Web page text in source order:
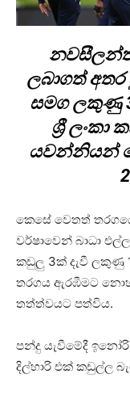
ලබාගත්
සමග ලකුණු
ශ්‍රී
යවන්නියන්
කෙසේ වෙතත්
වර්ෂාවෙන් බාධා
කඩුලු 3ක් දැවී ලකුණු
තරගය ඇරඹීමට
තත්ත්වයට පත්විය.
පන්දු යැවීමේදී
දිල්හාරි එක් කඩුල්ල